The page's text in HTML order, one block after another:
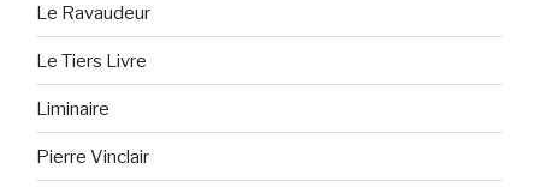
Le Ravaudeur
Le Tiers Livre
Liminaire
Pierre Vinclair